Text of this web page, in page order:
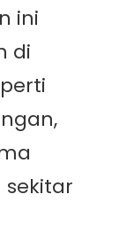
ini
di